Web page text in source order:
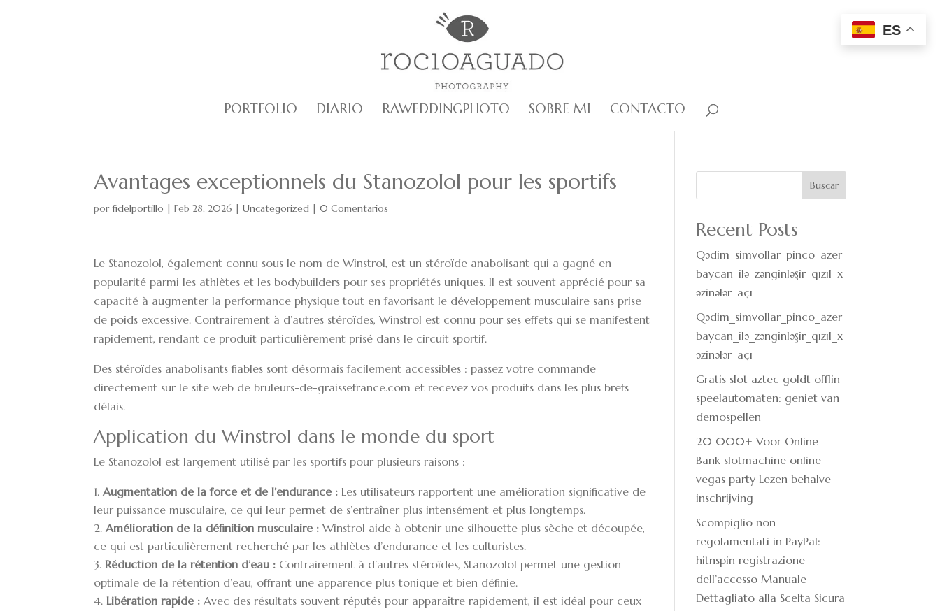
PORTFOLIO DIARIO RAWEDDINGPHOTO SOBRE MI CONTACTO
Avantages exceptionnels du Stanozolol pour les sportifs
porfidelportillo |Feb 28, 2026 |Uncategorized |0 Comentarios
Le Stanozolol, également connu sous le nom de Winstrol, est un stéroïde anabolisant qui a gagné en
popularité parmi les athlètes et les bodybuilders pour ses propriétés uniques. Il est souvent apprécié pour sa
capacité à augmenter la performance physique tout en favorisant le développement musculaire sans prise
de poids excessive. Contrairement à d’autres stéroïdes, Winstrol est connu pour ses effets qui se manifestent
rapidement, rendant ce produit particulièrement prisé dans le circuit sportif.
Des stéroïdes anabolisants fiables sont désormais facilement accessibles : passez votre commande
directement sur le site web de bruleurs-de-graissefrance.com et recevez vos produits dans les plus brefs
délais.
Application du Winstrol dans le monde du sport
Le Stanozolol est largement utilisé par les sportifs pour plusieurs raisons :
Augmentation de la force et de l’endurance : Les utilisateurs rapportent une amélioration significative de
leur puissance musculaire, ce qui leur permet de s’entraîner plus intensément et plus longtemps.
Amélioration de la définition musculaire : Winstrol aide à obtenir une silhouette plus sèche et découpée,
ce qui est particulièrement recherché par les athlètes d’endurance et les culturistes.
Réduction de la rétention d’eau : Contrairement à d’autres stéroïdes, Stanozolol permet une gestion
optimale de la rétention d’eau, offrant une apparence plus tonique et bien définie.
Libération rapide : Avec des résultats souvent réputés pour apparaître rapidement, il est idéal pour ceux
Buscar
Recent Posts
Qədim_simvollar_pinco_azer
baycan_ilə_zənginləşir_qızıl_x
əzinələr_açı
Qədim_simvollar_pinco_azer
baycan_ilə_zənginləşir_qızıl_x
əzinələr_açı
Gratis slot aztec goldt offlin
speelautomaten: geniet van
demospellen
20 000+ Voor Online
Bank slotmachine online
vegas party Lezen behalve
inschrijving
Scompiglio non
regolamentati in PayPal:
hitnspin registrazione
dell’accesso Manuale
Dettagliato alla Scelta Sicura
ES